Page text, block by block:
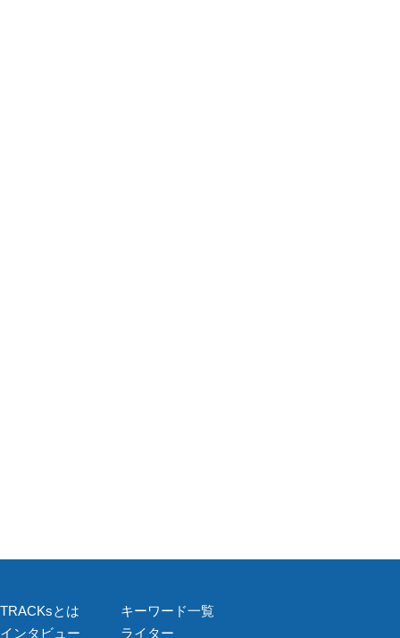
TRACKsとは
インタビュー
キーワード一覧
ライター